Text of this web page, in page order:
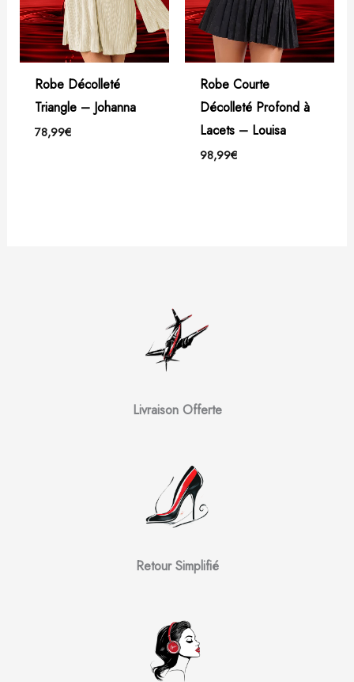
Robe Décolleté
Triangle – Johanna
78,99€
Robe Courte
Décolleté Profond à
Lacets – Louisa
98,99€
Livraison Offerte
Retour Simplifié